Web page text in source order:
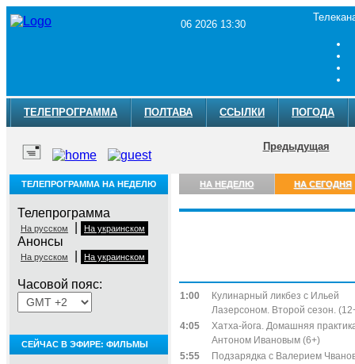
06 2026 13:30
ТЕЛЕПРОГРАММА ПОЛТАВА ССЫЛКИ ПОГОДА
Предыдущая
ТЕЛЕПРОГРАММА НА НЕДЕЛЮ
Телепрограмма
На русском На украинском
Анонсы
На русском На украинском
Часовой пояс:
СЕЙЧАС В ЭФИРЕ: ФИЛЬМЫ
НА НЕДЕЛЮ НА СЕГОДНЯ
1:00
Кулинарный ликбез с Ильей
Лазерсоном. Второй сезон.
4:05
Хатха-йога. Домашняя
Антоном Ивановым (6+)
5:55
Подзарядка с Валерием